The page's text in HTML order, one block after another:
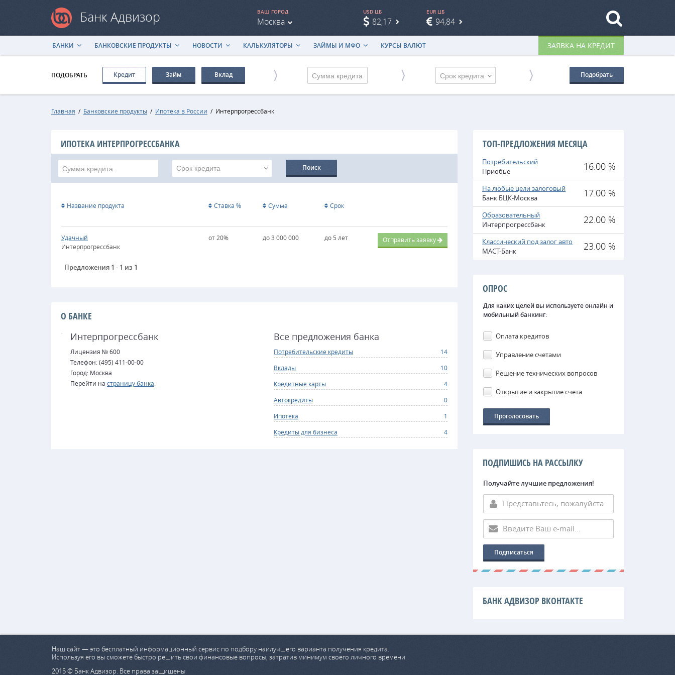
Банк Адвизор
ЗАЯВКА НА КРЕДИТ
БАНКИ БАНКОВСКИЕ ПРОДУКТЫ НОВОСТИ КАЛЬКУЛЯТОРЫ ЗАЙМЫ И МФО КУРСЫ ВАЛЮТ
ВАШ ГОРОД
Москва
USD ЦБ
82,17
EUR ЦБ
94,84
ПОДОБРАТЬ Кредит Займ Вклад Срок кредита Подобрать
Главная / Банковские продукты / Ипотека в России / Интерпрогрессбанк
ИПОТЕКА ИНТЕРПРОГРЕССБАНКА
Срок кредита Поиск
Название продукта Ставка % Сумма Срок
Удачный
Интерпрогрессбанк
от 20% до 3 000 000 до 5 лет Отправить заявку
Предложения 1 - 1 из 1
О БАНКЕ
Интерпрогрессбанк
Лицензия № 600
Телефон: (495) 411-00-00
Город: Москва
Перейти на страницу банка
Все предложения банка
Потребительские кредиты
14
Вклады
10
Кредитные карты
4
Автокредиты
0
Ипотека
1
Кредиты для бизнеса
4
ТОП-ПРЕДЛОЖЕНИЯ МЕСЯЦА
Потребительский
Приобье
16.00 %
На любые цели залоговый
Банк БЦК-Москва
17.00 %
Образовательный
Интерпрогрессбанк
22.00 %
Классический под залог авто
МАСТ-Банк
23.00 %
ОПРОС
Для каких целей вы используете онлайн и
мобильный банкинг:
Оплата кредитов
Управление счетами
Решение технических вопросов
Открытие и закрытие счета
ПОДПИШИСЬ НА РАССЫЛКУ
Получайте лучшие предложения!
БАНК АДВИЗОР ВКОНТАКТЕ
Наш сайт — это бесплатный информационный сервис по подбору наилучшего варианта получения кредита.
Используя его вы сможете быстро решить свои финансовые вопросы, затратив минимум своего личного времени.
2015 © Банк Адвизор. Все права защищены.